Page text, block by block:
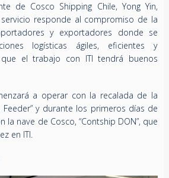
de Cosco Shipping Chile, Yong Yin,
responde al compromiso de la
y exportadores donde se
logísticas ágiles, eficientes y
que el trabajo con ITI tendrá buenos
a operar con la recalada de la
Feeder” y durante los primeros días de
la nave de Cosco, “Contship DON”, que
en ITI.